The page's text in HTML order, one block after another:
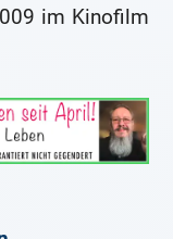
im Kinofilm